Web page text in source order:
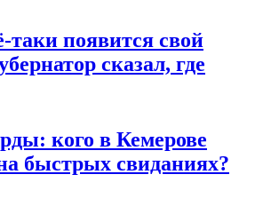
таки появится свой
сказал, где
кого в Кемерове
быстрых свиданиях?